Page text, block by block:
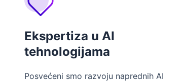
Ekspertiza u AI
tehnologijama
Posvećeni smo razvoju naprednih AI